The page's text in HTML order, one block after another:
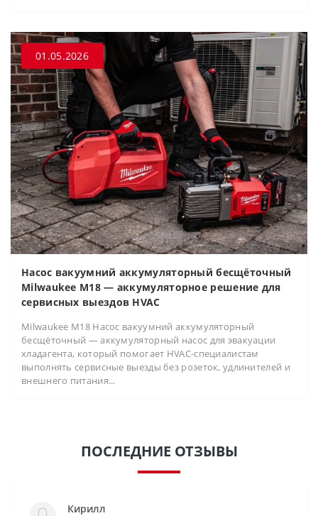
01.05.2026
Насос вакуумний аккумуляторный бесщёточный
Milwaukee M18 — аккумуляторное решение для
сервисных выездов HVAC
Milwaukee M18 Насос вакуумний аккумуляторный
бесщёточный — аккумуляторный насос для эвакуации
хладагента, который помогает HVAC-специалистам
выполнять сервисные выезды без розеток, удлинителей и
внешнего питания...
ПОСЛЕДНИЕ ОТЗЫВЫ
Кирилл